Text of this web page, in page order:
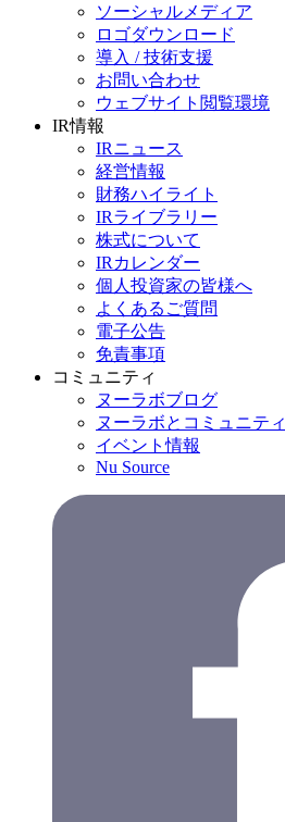
ソーシャルメディア
ロゴダウンロード
導入 / 技術支援
お問い合わせ
ウェブサイト閲覧環境
IR情報
IRニュース
経営情報
財務ハイライト
IRライブラリー
株式について
IRカレンダー
個人投資家の皆様へ
よくあるご質問
電子公告
免責事項
コミュニティ
ヌーラボブログ
ヌーラボとコミュニティ
イベント情報
Nu Source